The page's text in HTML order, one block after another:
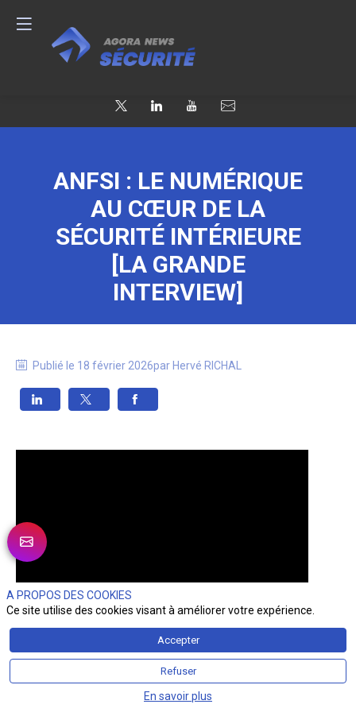
ANFSI : LE NUMÉRIQUE
AU CŒUR DE LA
SÉCURITÉ INTÉRIEURE
[LA GRANDE
INTERVIEW]
Publié le 18 février 2026parHervé RICHAL
A PROPOS DES COOKIES
Ce site utilise des cookies visant à améliorer votre expérience.
Accepter
Refuser
En savoir plus